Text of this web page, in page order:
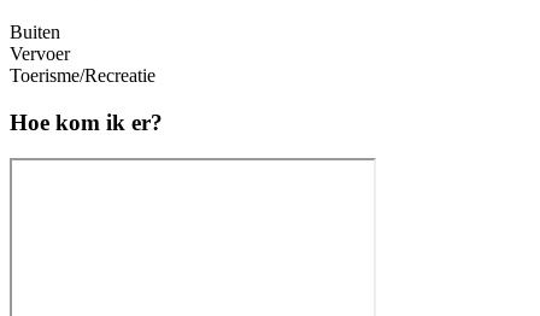
Buiten
Vervoer
Toerisme/Recreatie
Hoe kom ik er?